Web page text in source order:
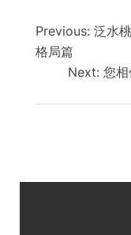
Previous: 泛水
格局篇
Next: 您